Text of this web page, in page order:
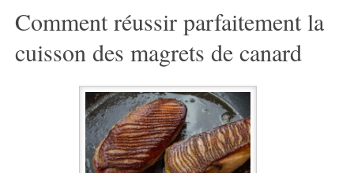
Comment réussir parfaitement la
cuisson des magrets de canard